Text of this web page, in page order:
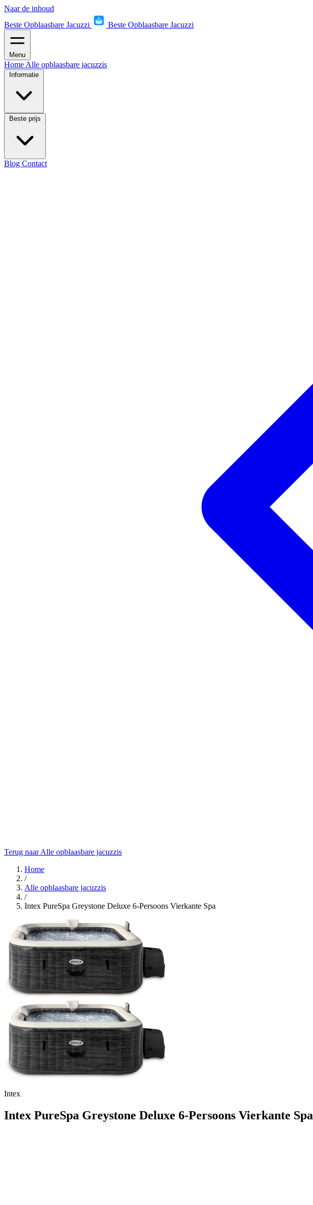
Naar de inhoud
Beste Opblaasbare Jacuzzi
Beste Opblaasbare Jacuzzi
Menu
Home Alle opblaasbare jacuzzis
Informatie
Beste prijs
Blog Contact
Terug naar Alle opblaasbare jacuzzis
Home
/
Alle opblaasbare jacuzzis
/
Intex PureSpa Greystone Deluxe 6-Persoons Vierkante Spa
Intex
Intex PureSpa Greystone Deluxe 6-Persoons Vierkante Spa